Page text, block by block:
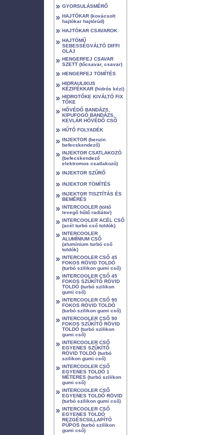
» GYORSULÁSMÉRŐ
» HAJTÓKAR (kovácsolt
hajtókar hajtórúd)
» HAJTÓKAR CSAVAROK
» HAJTÓMŰ
SEBESSÉGVÁLTÓ DIFFI
OLAJ
» HENGERFEJ CSAVAR
SZETT (tőcsavar, csavar)
» HENGERFEJ TÖMÍTÉS
» HIDRAULIKUS
KÉZIFÉKKAR (hidrós kézi)
» HIDROTŐKE KIVÁLTÓ FIX
TŐKE
» HŐVÉDŐ BANDÁZS,
KIPUFOGÓ BANDÁZS,
KEVLÁR HŐVÉDŐ CSŐ
» HŰTŐ FOLYADÉK
» INJEKTOR (benzin
befecskendező)
» INJEKTOR CSATLAKOZÓ
(befecskendező
elektromos csatlakozó)
» INJEKTOR SZŰRŐ
» INJEKTOR TÖMÍTÉS
» INJEKTOR TISZTÍTÁS ÉS
BEMÉRÉS
» INTERCOOLER (töltő
levegő hűtő radiátor)
» INTERCOOLER ACÉL CSŐ
(acél turbó cső toldók)
» INTERCOOLER
ALUMÍNIUM CSŐ
(alumínium turbó cső
toldók)
» INTERCOOLER CSŐ 45
FOKOS RÖVID TOLDÓ
(turbó szilikon gumi cső)
» INTERCOOLER CSŐ 45
FOKOS SZŰKÍTŐ RÖVID
TOLDÓ (turbó szilikon
gumi cső)
» INTERCOOLER CSŐ 90
FOKOS RÖVID TOLDÓ
(turbó szilikon gumi cső)
» INTERCOOLER CSŐ 90
FOKOS SZŰKÍTŐ RÖVID
TOLDÓ (turbó szilikon
gumi cső)
» INTERCOOLER CSŐ
EGYENES SZŰKÍTŐ
RÖVID TOLDÓ (turbó
szilikon gumi cső)
» INTERCOOLER CSŐ
EGYENES TOLDÓ 1
MÉTERES (turbó szilikon
gumi cső)
» INTERCOOLER CSŐ
EGYENES TOLDÓ RÖVID
(turbó szilikon gumi cső)
» INTERCOOLER CSŐ
EGYENES TOLDÓ
REZGÉSCSILLAPÍTÓ
PÚPOS (turbó szilikon
gumi cső)